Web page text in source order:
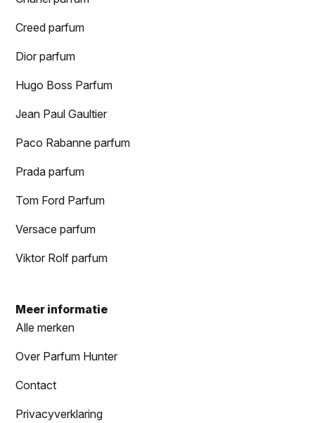
Creed parfum
Dior parfum
Hugo Boss Parfum
Jean Paul Gaultier
Paco Rabanne parfum
Prada parfum
Tom Ford Parfum
Versace parfum
Viktor Rolf parfum
Meer informatie
Alle merken
Over Parfum Hunter
Contact
Privacyverklaring